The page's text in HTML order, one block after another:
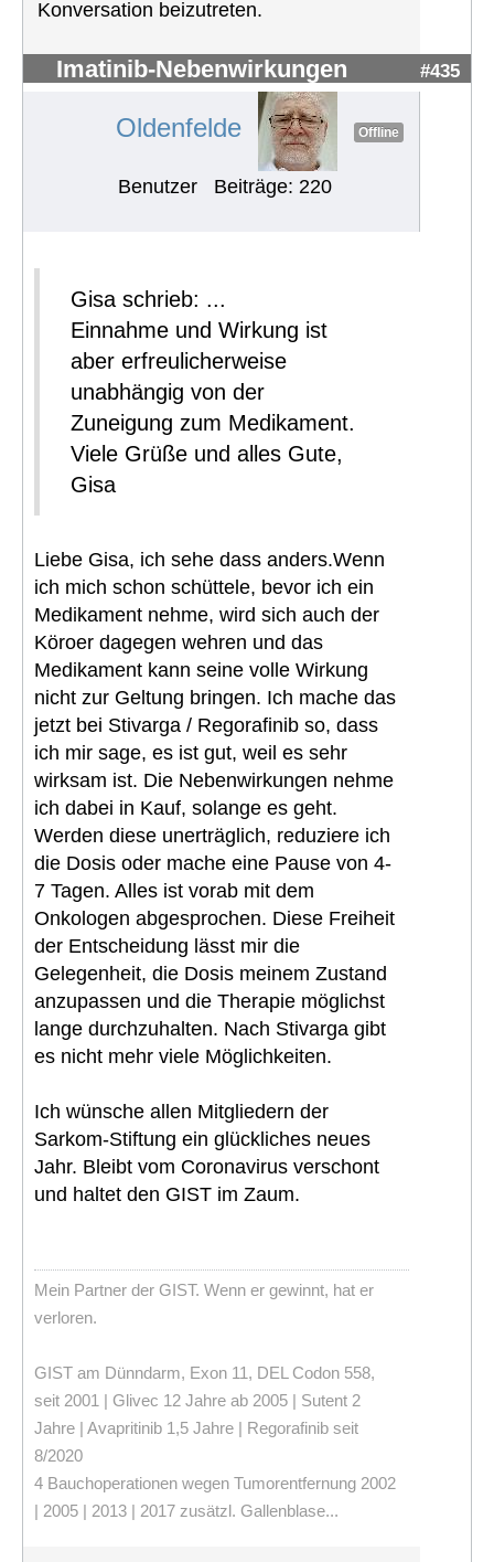
Konversation beizutreten.
Imatinib-Nebenwirkungen #435
Oldenfelde Offline
Benutzer Beiträge: 220
Gisa schrieb: ...
Einnahme und Wirkung ist
aber erfreulicherweise
unabhängig von der
Zuneigung zum Medikament.
Viele Grüße und alles Gute,
Gisa
Liebe Gisa, ich sehe dass anders.Wenn
ich mich schon schüttele, bevor ich ein
Medikament nehme, wird sich auch der
Köroer dagegen wehren und das
Medikament kann seine volle Wirkung
nicht zur Geltung bringen. Ich mache das
jetzt bei Stivarga / Regorafinib so, dass
ich mir sage, es ist gut, weil es sehr
wirksam ist. Die Nebenwirkungen nehme
ich dabei in Kauf, solange es geht.
Werden diese unerträglich, reduziere ich
die Dosis oder mache eine Pause von 4-
7 Tagen. Alles ist vorab mit dem
Onkologen abgesprochen. Diese Freiheit
der Entscheidung lässt mir die
Gelegenheit, die Dosis meinem Zustand
anzupassen und die Therapie möglichst
lange durchzuhalten. Nach Stivarga gibt
es nicht mehr viele Möglichkeiten.
Ich wünsche allen Mitgliedern der
Sarkom-Stiftung ein glückliches neues
Jahr. Bleibt vom Coronavirus verschont
und haltet den GIST im Zaum.
Mein Partner der GIST. Wenn er gewinnt, hat er
verloren.
GIST am Dünndarm, Exon 11, DEL Codon 558,
seit 2001 | Glivec 12 Jahre ab 2005 | Sutent 2
Jahre | Avapritinib 1,5 Jahre | Regorafinib seit
8/2020
4 Bauchoperationen wegen Tumorentfernung 2002
| 2005 | 2013 | 2017 zusätzl. Gallenblase...